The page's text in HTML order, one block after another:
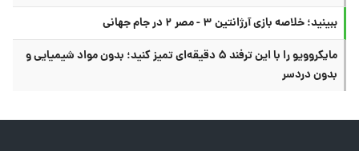
ببینید؛ خلاصه بازی آرژانتین ۳ - مصر ۲ در جام جهانی
مایکروویو را با این ترفند ۵ دقیقه‌ای تمیز کنید؛ بدون مواد شیمیایی و
بدون دردسر